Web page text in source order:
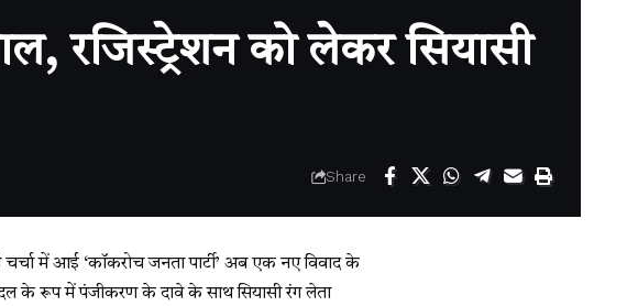
रजिस्ट्रेशन को लेकर सियासी
Share
चर्चा में आई ‘कॉकरोच जनता पार्टी’ अब एक नए विवाद के
के रूप में पंजीकरण के दावे के साथ सियासी रंग लेता